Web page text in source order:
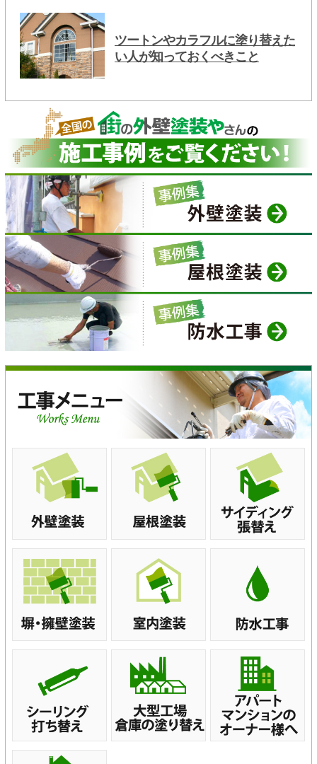
ツートンやカラフルに塗り替えた
い人が知っておくべきこと